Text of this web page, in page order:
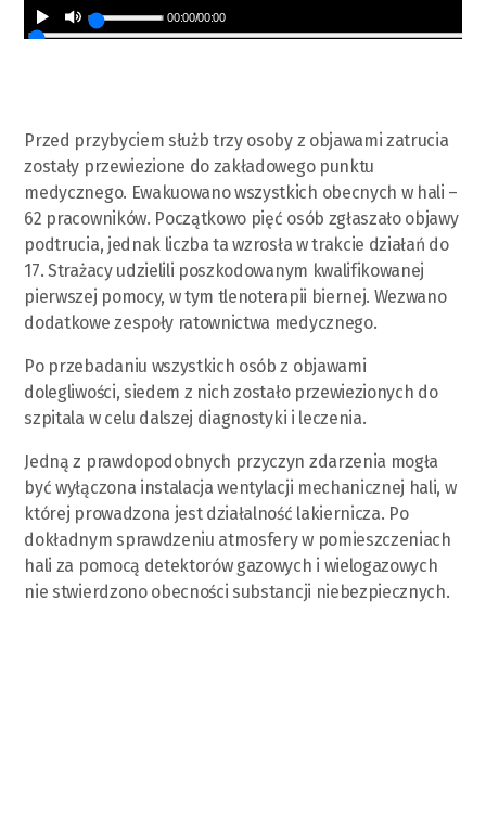
00:00/00:00
Przed przybyciem służb trzy osoby z objawami zatrucia
zostały przewiezione do zakładowego punktu
medycznego. Ewakuowano wszystkich obecnych w hali –
62 pracowników. Początkowo pięć osób zgłaszało objawy
podtrucia, jednak liczba ta wzrosła w trakcie działań do
17. Strażacy udzielili poszkodowanym kwalifikowanej
pierwszej pomocy, w tym tlenoterapii biernej. Wezwano
dodatkowe zespoły ratownictwa medycznego.
Po przebadaniu wszystkich osób z objawami
dolegliwości, siedem z nich zostało przewiezionych do
szpitala w celu dalszej diagnostyki i leczenia.
Jedną z prawdopodobnych przyczyn zdarzenia mogła
być wyłączona instalacja wentylacji mechanicznej hali, w
której prowadzona jest działalność lakiernicza. Po
dokładnym sprawdzeniu atmosfery w pomieszczeniach
hali za pomocą detektorów gazowych i wielogazowych
nie stwierdzono obecności substancji niebezpiecznych.